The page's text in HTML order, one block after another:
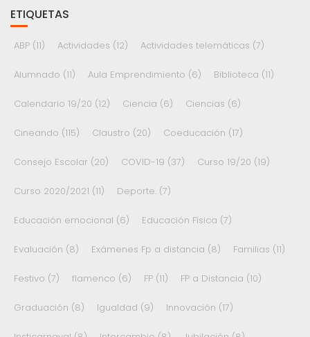
ETIQUETAS
ABP (11) Actividades (12) Actividades telemáticas (7)
Alumnado (11) Aula Emprendimiento (6) Biblioteca (11)
Calendario 19/20 (12) Ciencia (6) Ciencias (6)
Cineando (115) Claustro (20) Coeducación (17)
Consejo Escolar (20) COVID-19 (37) Curso 19/20 (19)
Curso 2020/2021 (11) Deporte. (7)
Educación emocional (6) Educación Física (7)
Evaluación (8) Exámenes Fp a distancia (8) Familias (11)
Festivo (7) flamenco (6) FP (11) FP a Distancia (10)
Graduación (8) Igualdad (9) Innovación (17)